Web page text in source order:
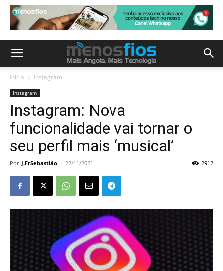
Início Instagram
Instagram
Instagram: Nova
funcionalidade vai tornar o
seu perfil mais ‘musical’
Por J.FrSebastião - 22/11/2021 2912